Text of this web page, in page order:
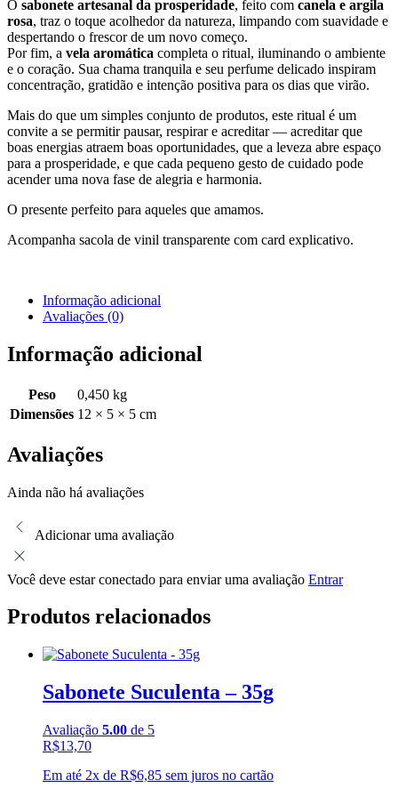
O sabonete artesanal da prosperidade, feito com canela e argila
rosa, traz o toque acolhedor da natureza, limpando com suavidade e
despertando o frescor de um novo começo.
Por fim, a vela aromática completa o ritual, iluminando o ambiente
e o coração. Sua chama tranquila e seu perfume delicado inspiram
concentração, gratidão e intenção positiva para os dias que virão.
Mais do que um simples conjunto de produtos, este ritual é um
convite a se permitir pausar, respirar e acreditar — acreditar que
boas energias atraem boas oportunidades, que a leveza abre espaço
para a prosperidade, e que cada pequeno gesto de cuidado pode
acender uma nova fase de alegria e harmonia.
O presente perfeito para aqueles que amamos.
Acompanha sacola de vinil transparente com card explicativo.
Informação adicional
Avaliações (0)
Informação adicional
Peso
0,450 kg
Dimensões 12 × 5 × 5 cm
Avaliações
Ainda não há avaliações
Adicionar uma avaliação
Você deve estar conectado para enviar uma avaliação Entrar
Produtos relacionados
Sabonete Suculenta – 35g
Avaliação 5.00 de 5
R$13,70
Em até 2x de R$6,85 sem juros no cartão